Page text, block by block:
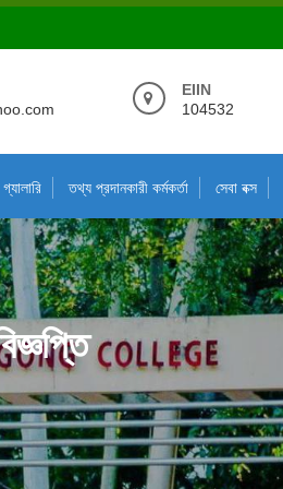
EIIN
104532
গ্যালারি তথ্য প্রদানকারী কর্মকর্তা সেবা বক্স